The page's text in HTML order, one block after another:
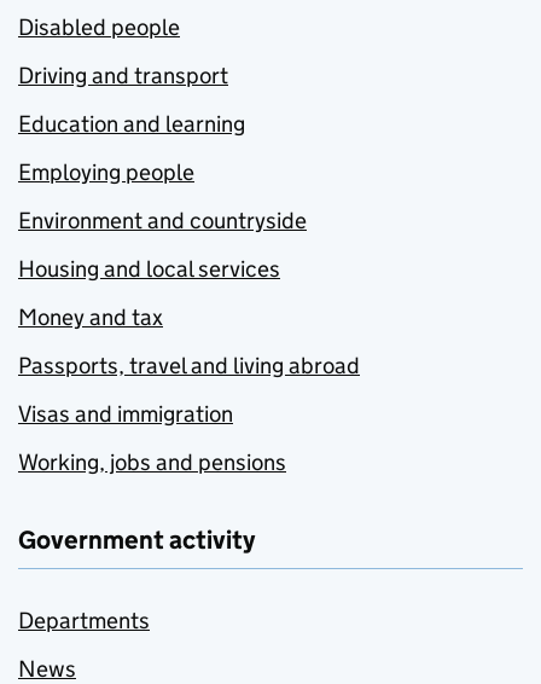
Disabled people
Driving and transport
Education and learning
Employing people
Environment and countryside
Housing and local services
Money and tax
Passports, travel and living abroad
Visas and immigration
Working, jobs and pensions
Government activity
Departments
News